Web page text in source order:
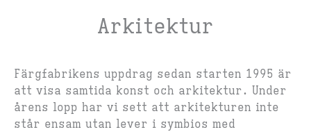
Arkitektur
Färgfabrikens uppdrag sedan starten 1995 är
att visa samtida konst och arkitektur. Under
årens lopp har vi sett att arkitekturen inte
står ensam utan lever i symbios med